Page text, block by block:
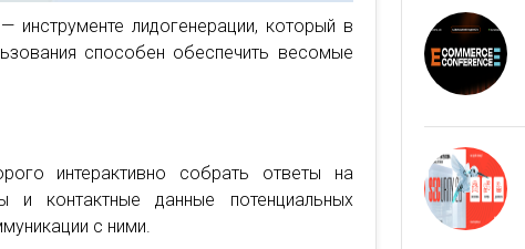
инструменте лидогенерации, который в
способен обеспечить весомые
интерактивно собрать ответы на
и контактные данные потенциальных
с ними.